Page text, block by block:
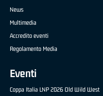
News
Multimedia
Accredito eventi
Regolamento Media
Eventi
Coppa Italia LNP 2026 Old Wild West